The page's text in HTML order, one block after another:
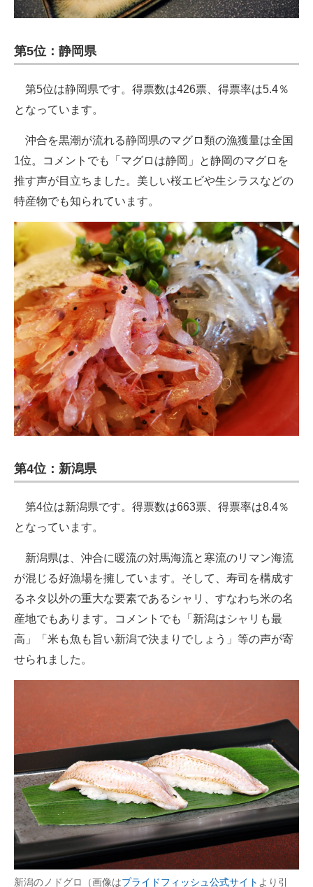
第5位：静岡県
第5位は静岡県です。得票数は426票、得票率は5.4％
となっています。
沖合を黒潮が流れる静岡県のマグロ類の漁獲量は全国
1位。コメントでも「マグロは静岡」と静岡のマグロを
推す声が目立ちました。美しい桜エビや生シラスなどの
特産物でも知られています。
第4位：新潟県
第4位は新潟県です。得票数は663票、得票率は8.4％
となっています。
新潟県は、沖合に暖流の対馬海流と寒流のリマン海流
が混じる好漁場を擁しています。そして、寿司を構成す
るネタ以外の重大な要素であるシャリ、すなわち米の名
産地でもあります。コメントでも「新潟はシャリも最
高」「米も魚も旨い新潟で決まりでしょう」等の声が寄
せられました。
新潟のノドグロ（画像はプライドフィッシュ公式サイト より引